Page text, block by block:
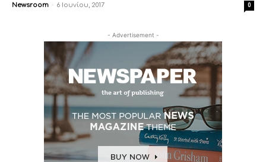
Newsroom - 6 Ιουνίου, 2017 0
- Advertisement -